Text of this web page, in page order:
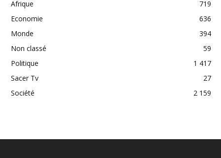
Afrique
719
Economie
636
Monde
394
Non classé
59
Politique
1 417
Sacer Tv
27
Société
2 159